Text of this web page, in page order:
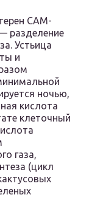
CAM-
разделение
Устьица
и
ночью,
кислота
клеточный
газа,
(цикл